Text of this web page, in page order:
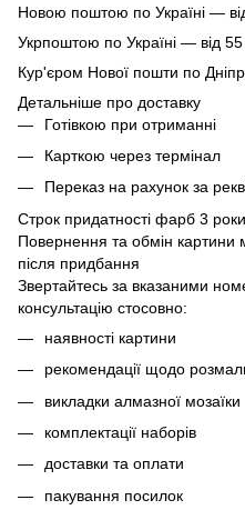
Новою поштою по Україні —
Укрпоштою по Україні — від 55
Кур'єром Нової пошти по
Детальніше про доставку
Готівкою при отриманні
Карткою через термінал
Переказ на рахунок за
Строк придатності фарб 3
Повернення та обмін картини
після придбання
Звертайтесь за вказаними
консультацію стосовно:
наявності картини
рекомендації щодо
викладки алмазної мозаїки
комплектації наборів
доставки та оплати
пакування посилок